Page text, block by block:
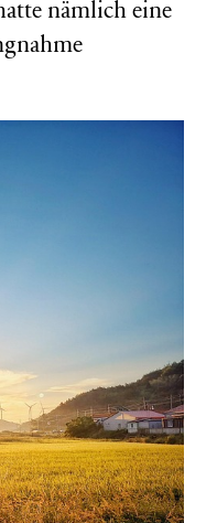
nämlich eine